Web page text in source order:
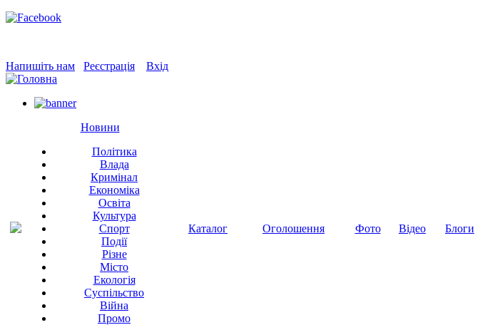
Напишіть нам Реєстрація Вхід
Новини
Політика
Влада
Кримінал
Економіка
Освіта
Культура
Спорт
Події
Різне
Місто
Екологія
Суспільство
Війна
Промо
Каталог Оголошення Фото Відео Блоги